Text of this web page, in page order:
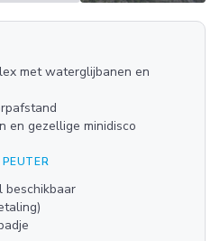
FOTO'S
met waterglijbanen en
en gezellige minidisco
beschikbaar